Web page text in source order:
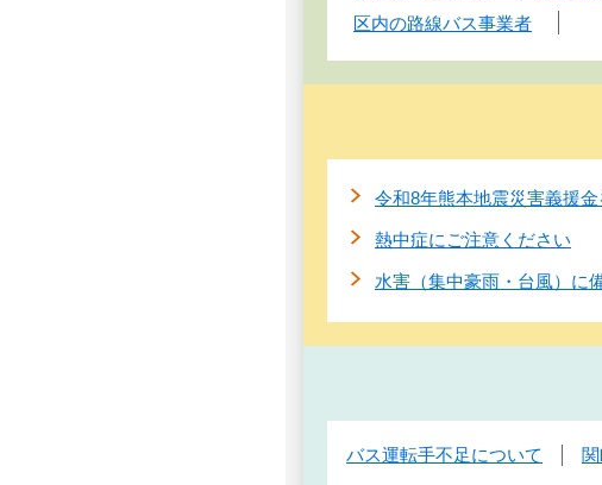
区内の路線バス事業者
令和8年熊本地震災害義援
熱中症にご注意ください
水害（集中豪雨・台風）に
バス運転手不足について